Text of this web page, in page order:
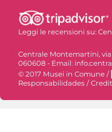
Leggi le recensioni su:
Centrale Montemartini, via
060608 - Email:
© 2017 Musei in Comune /
Responsabilidades /